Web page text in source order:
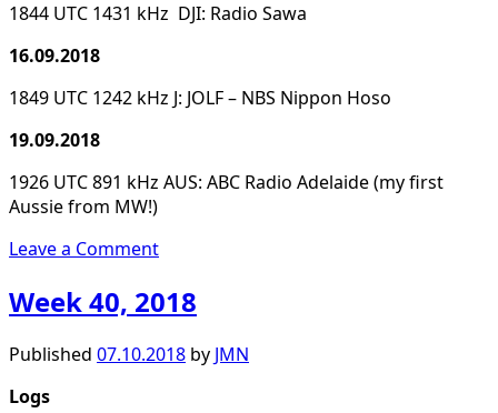
1844 UTC 1431 kHz DJI: Radio Sawa
16.09.2018
1849 UTC 1242 kHz J: JOLF – NBS Nippon Hoso
19.09.2018
1926 UTC 891 kHz AUS: ABC Radio Adelaide (my first
Aussie from MW!)
Leave a Comment
Week 40, 2018
Published 07.10.2018 by JMN
Logs